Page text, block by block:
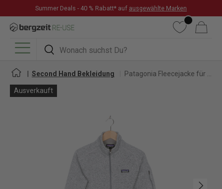
DIREKT ZUM INHALT
Summer Deals - 40 % Rabatt* auf ausgewählte Marken
Suchen
Suchen
WunschlisteWarenkorb
Menü
Second Hand Bekleidung
Ausverkauft
Nächste